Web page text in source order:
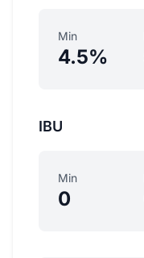
Min
4.5%
IBU
Min
0